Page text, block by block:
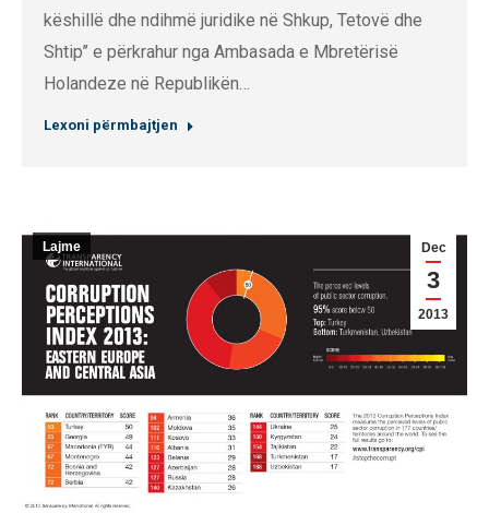
këshillë dhe ndihmë juridike në Shkup, Tetovë dhe
Shtip’’ e përkrahur nga Ambasada e Mbretërisë
Holandeze në Republikën…
Lexoni përmbajtjen
Dec
3
2013
Lajme